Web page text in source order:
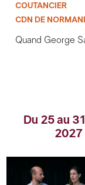
COUTANCIER
CDN DE
Quand George
Du 25 au
2027